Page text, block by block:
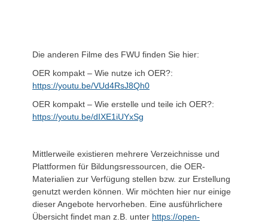
Die anderen Filme des FWU finden Sie hier:
OER kompakt – Wie nutze ich OER?:
https://youtu.be/VUd4RsJ8Qh0
OER kompakt – Wie erstelle und teile ich OER?:
https://youtu.be/dIXE1iUYxSg
Mittlerweile existieren mehrere Verzeichnisse und
Plattformen für Bildungsressourcen, die OER-
Materialien zur Verfügung stellen bzw. zur Erstellung
genutzt werden können. Wir möchten hier nur einige
dieser Angebote hervorheben. Eine ausführlichere
Übersicht findet man z.B. unter https://open-